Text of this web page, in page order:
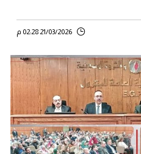
21/03/2026 02:28 م